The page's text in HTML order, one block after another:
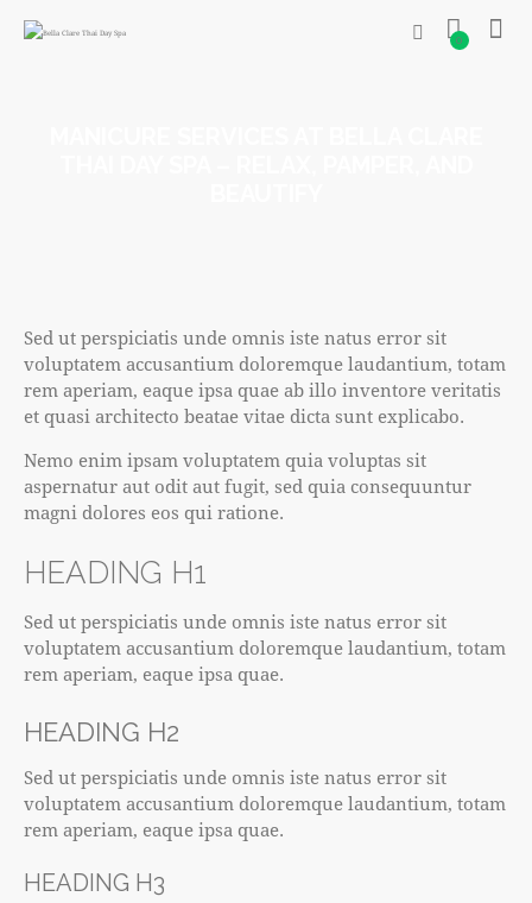
0
Sed ut perspiciatis unde omnis iste natus error sit
voluptatem accusantium doloremque laudantium, totam
rem aperiam, eaque ipsa quae ab illo inventore veritatis
et quasi architecto beatae vitae dicta sunt explicabo.
Nemo enim ipsam voluptatem quia voluptas sit
aspernatur aut odit aut fugit, sed quia consequuntur
magni dolores eos qui ratione.
HEADING H1
Sed ut perspiciatis unde omnis iste natus error sit
voluptatem accusantium doloremque laudantium, totam
rem aperiam, eaque ipsa quae.
HEADING H2
Sed ut perspiciatis unde omnis iste natus error sit
voluptatem accusantium doloremque laudantium, totam
rem aperiam, eaque ipsa quae.
HEADING H3